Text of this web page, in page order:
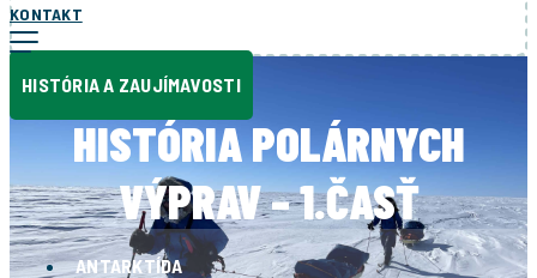
KONTAKT
HISTÓRIA A ZAUJÍMAVOSTI
HISTÓRIA POLÁRNYCH
VÝPRAV – 1.ČASŤ
ANTARKTÍDA